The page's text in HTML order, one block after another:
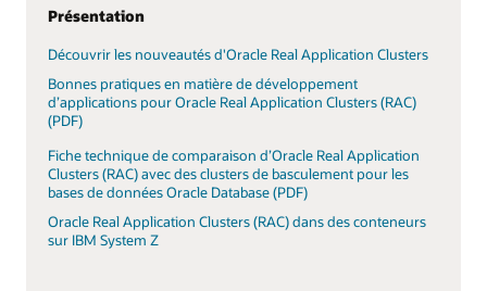
Présentation
Découvrir les nouveautés d'Oracle Real Application Clusters
Bonnes pratiques en matière de développement
d’applications pour Oracle Real Application Clusters (RAC)
(PDF)
Fiche technique de comparaison d’Oracle Real Application
Clusters (RAC) avec des clusters de basculement pour les
bases de données Oracle Database (PDF)
Oracle Real Application Clusters (RAC) dans des conteneurs
sur IBM System Z